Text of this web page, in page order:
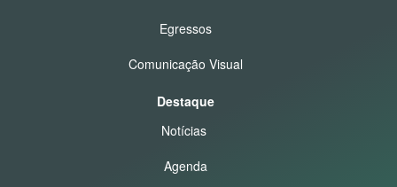
Egressos
Comunicação Visual
Destaque
Notícias
Agenda